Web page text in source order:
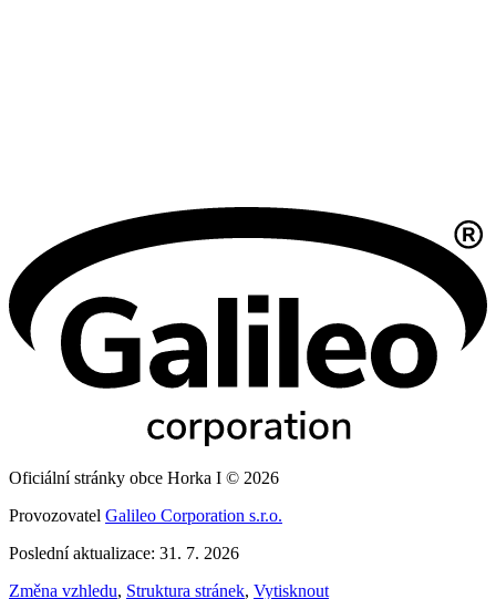
Oficiální stránky obce Horka I © 2026
Provozovatel Galileo Corporation s.r.o.
Poslední aktualizace: 31. 7. 2026
Změna vzhledu, Struktura stránek, Vytisknout